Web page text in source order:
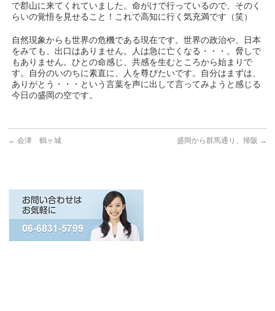
で郡山に来てくれていました。命がけで行っているので、そのく
らいの覚悟を見せること！これで高知に行く気充満です（笑）
自然現象からも世界の危機である現在です。世界の政治や、日本
をみても、出口はありません。人は急に亡くなる・・・。脅しで
もありません。ひとの命感じ、共感を生むところから始まりで
す。自分のいのちに素直に、人を尊びたいです。自分はまずは、
ありがとう・・・という言葉を声に出して言ってみようと感じる
今日の盛岡の空です。
← 会津 鶴ヶ城 盛岡から群馬通り、帰阪 →